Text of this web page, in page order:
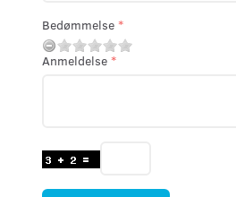
Bedømmelse
Anmeldelse